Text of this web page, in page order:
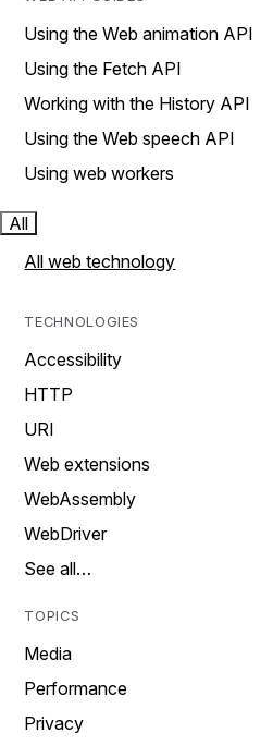
Using the Web animation API
Using the Fetch API
Working with the History API
Using the Web speech API
Using web workers
All
All web technology
TECHNOLOGIES
Accessibility
HTTP
URI
Web extensions
WebAssembly
WebDriver
See all…
TOPICS
Media
Performance
Privacy